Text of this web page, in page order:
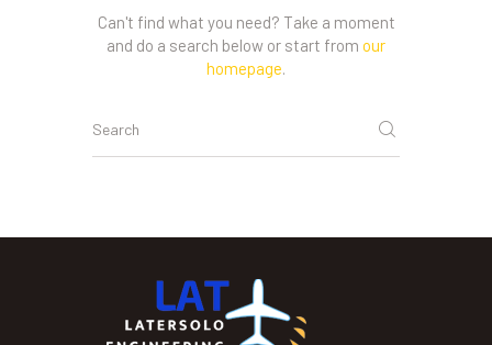
Can't find what you need? Take a moment
and do a search below or start from our
homepage.